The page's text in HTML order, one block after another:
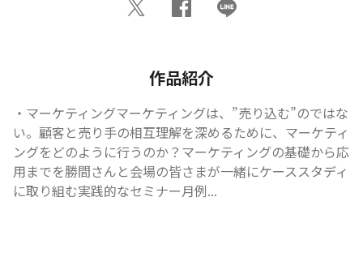
作品紹介
・マーケティングマーケティングは、”売り込む”のではな
い。顧客と売り手の相互理解を深めるために、マーケティ
ングをどのように行うのか？マーケティングの基礎から応
用までを勝間さんと会場の皆さまが一緒にケーススタディ
に取り組む実践的なセミナー月例...